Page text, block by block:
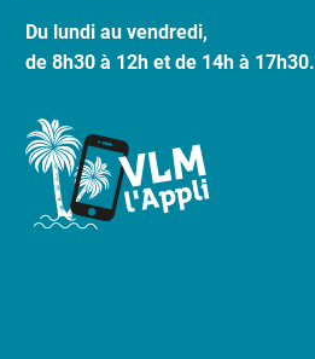
Du lundi au vendredi,
de 8h30 à 12h et de 14h à 17h30.